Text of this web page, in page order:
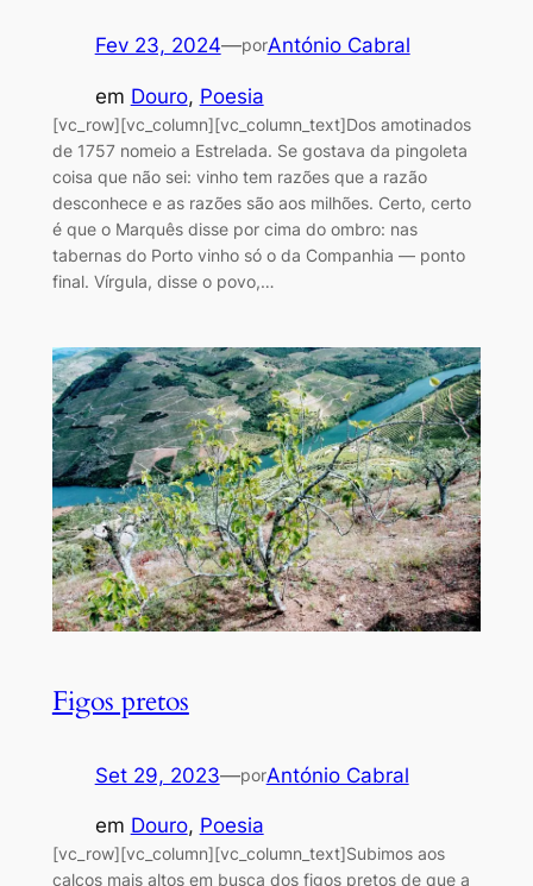
Fev 23, 2024—porAntónio Cabral
em Douro, Poesia
[vc_row][vc_column][vc_column_text]Dos amotinados
de 1757 nomeio a Estrelada. Se gostava da pingoleta
coisa que não sei: vinho tem razões que a razão
desconhece e as razões são aos milhões. Certo, certo
é que o Marquês disse por cima do ombro: nas
tabernas do Porto vinho só o da Companhia — ponto
final. Vírgula, disse o povo,…
Figos pretos
Set 29, 2023—porAntónio Cabral
em Douro, Poesia
[vc_row][vc_column][vc_column_text]Subimos aos
calços mais altos em busca dos figos pretos de que a